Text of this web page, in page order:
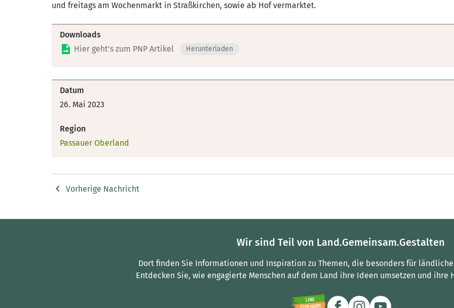
und freitags am Wochenmarkt in Straßkirchen, sowie ab Hof vermarktet.
Downloads
Hier geht's zum PNP Artikel
Herunterladen
Datum
26. Mai 2023
Region
Passauer Oberland
Vorherige Nachricht
Wir sind Teil von Land.Gemeinsam.Gestalten
Dort finden Sie Informationen und Inspiration zu Themen, die besonders für
Entdecken Sie, wie engagierte Menschen auf dem Land ihre Ideen umsetzen und